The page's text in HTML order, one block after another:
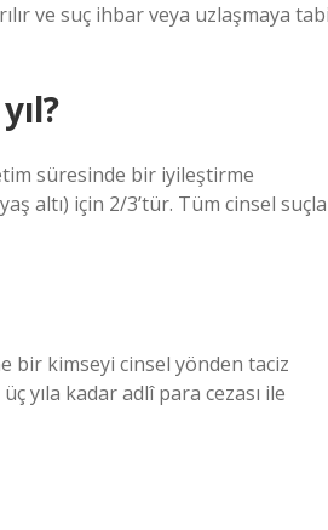
ve suç ihbar veya uzlaşmaya tabi
süresinde bir iyileştirme
altı) için 2/3’tür. Tüm cinsel
bir kimseyi cinsel yönden taciz
yıla kadar adlî para cezası ile